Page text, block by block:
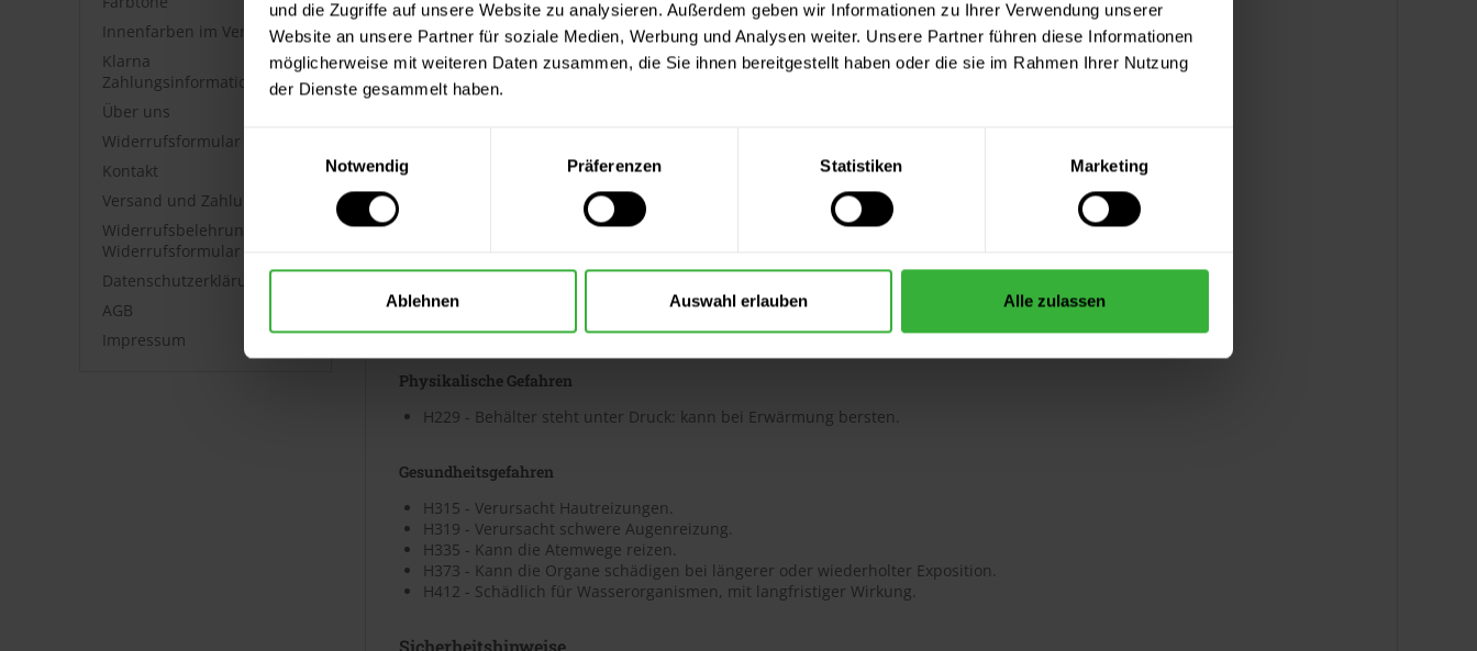
und die Zugriffe auf unsere Website zu analysieren. Außerdem geben wir Informationen zu Ihrer Verwendung unserer
Website an unsere Partner für soziale Medien, Werbung und Analysen weiter. Unsere Partner führen diese Informationen
möglicherweise mit weiteren Daten zusammen, die Sie ihnen bereitgestellt haben oder die sie im Rahmen Ihrer Nutzung
der Dienste gesammelt haben.
Notwendig
Präferenzen Statistiken Marketing
Ablehnen Auswahl erlauben Alle zulassen
Innenfarben im Vergleich
Klarna
Zahlungsinformationen
Über uns
Widerrufsformular
Kontakt
Versand und Zahlung
Widerrufsbelehrung &
Widerrufsformular
Datenschutzerklärung
AGB
Impressum
Physikalische Gefahren
H229 - Behälter steht unter Druck: kann bei Erwärmung bersten.
Gesundheitsgefahren
H315 - Verursacht Hautreizungen.
H319 - Verursacht schwere Augenreizung.
H335 - Kann die Atemwege reizen.
H373 - Kann die Organe schädigen bei längerer oder wiederholter Exposition.
H412 - Schädlich für Wasserorganismen, mit langfristiger Wirkung.
Sicherheitshinweise